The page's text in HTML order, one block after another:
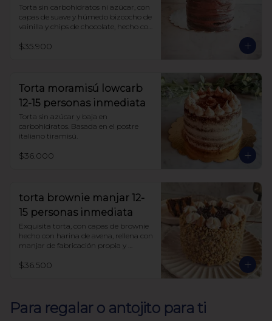
Torta sin carbohidratos ni azúcar, con
capas de suave y húmedo bizcocho de
vainilla y chips de chocolate, hecho con
rellena con frosting queso crema y
$35.900
Torta moramisú lowcarb
12-15 personas inmediata
Torta sin azúcar y baja en
carbohidratos. Basada en el postre
italiano tiramisú.
$36.000
torta brownie manjar 12-
15 personas inmediata
Exquisita torta, con capas de brownie
hecho con harina de avena, rellena con
manjar de fabricación propia y
endulzado con alulosa.
$36.500
Para regalar o antojito para ti